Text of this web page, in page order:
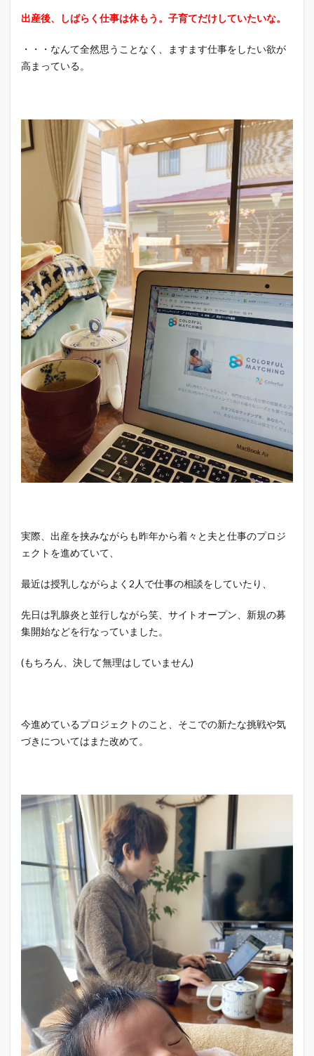
出産後、しばらく仕事は休もう。子育てだけしていたいな。
・・・なんて全然思うことなく、ますます仕事をしたい欲が
高まっている。
実際、出産を挟みながらも昨年から着々と夫と仕事のプロジ
ェクトを進めていて、
最近は授乳しながらよく2人で仕事の相談をしていたり、
先日は乳腺炎と並行しながら笑、サイトオープン、新規の募
集開始などを行なっていました。
(もちろん、決して無理はしていません)
今進めているプロジェクトのこと、そこでの新たな挑戦や気
づきについてはまた改めて。